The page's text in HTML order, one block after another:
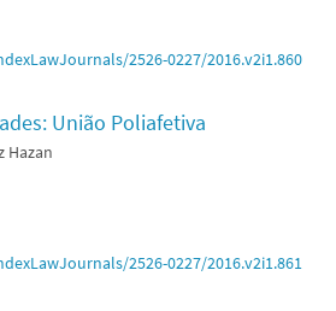
2526-0227/2016.v2i1.860
União Poliafetiva
Hazan
2526-0227/2016.v2i1.861